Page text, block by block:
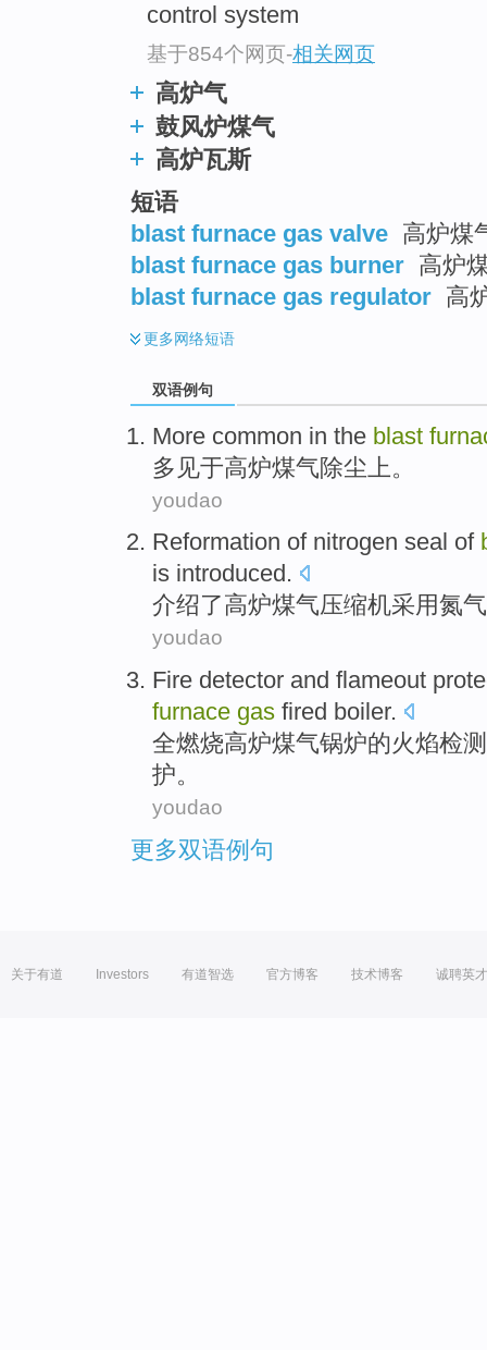
control system
基于854个网页-相关网页
高炉气
鼓风炉煤气
高炉瓦斯
短语
blast furnace gas valve 高炉煤
blast furnace gas burner 高炉
blast furnace gas regulator 高
更多网络短语
双语例句
More common in the blast
多 见于高炉煤气除尘上。
youdao
Reformation of nitrogen seal of
is introduced .
介绍了高炉煤气压缩机采用氮气
youdao
Fire detector and flameout
furnace gas fired boiler.
全燃烧高炉煤气锅炉的火焰检
护。
youdao
更多双语例句
关于有道 Investors 有道智选 官方博客 技术博客 诚聘英才